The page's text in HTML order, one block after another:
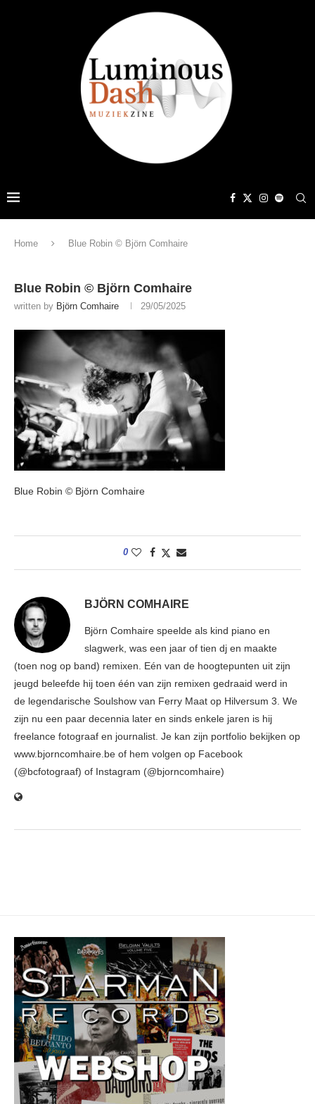
Home Blue Robin © Björn Comhaire
Blue Robin © Björn Comhaire
written by Björn Comhaire 29/05/2025
Blue Robin © Björn Comhaire
0
BJÖRN COMHAIRE
Björn Comhaire speelde als kind piano en
slagwerk, was een jaar of tien dj en maakte
(toen nog op band) remixen. Eén van de hoogtepunten uit zijn
jeugd beleefde hij toen één van zijn remixen gedraaid werd in
de legendarische Soulshow van Ferry Maat op Hilversum 3. We
zijn nu een paar decennia later en sinds enkele jaren is hij
freelance fotograaf en journalist. Je kan zijn portfolio bekijken op
www.bjorncomhaire.be of hem volgen op Facebook
(@bcfotograaf) of Instagram (@bjorncomhaire)